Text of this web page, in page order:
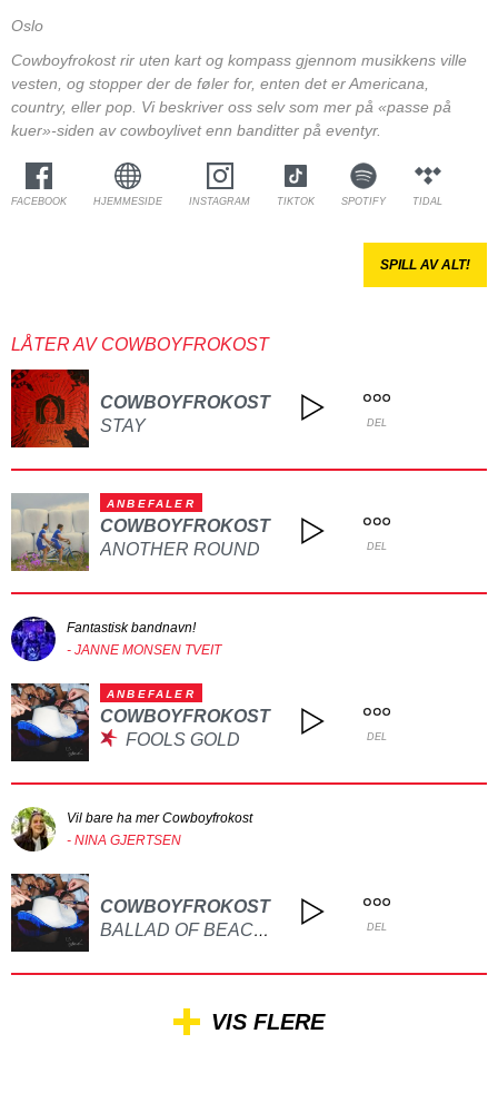
Oslo
Cowboyfrokost rir uten kart og kompass gjennom musikkens ville
vesten, og stopper der de føler for, enten det er Americana,
country, eller pop. Vi beskriver oss selv som mer på «passe på
kuer»-siden av cowboylivet enn banditter på eventyr.
FACEBOOK HJEMMESIDE INSTAGRAM TIKTOK SPOTIFY TIDAL
SPILL AV ALT!
LÅTER AV COWBOYFROKOST
COWBOYFROKOST
STAY
DEL
ANBEFALER
COWBOYFROKOST
ANOTHER ROUND
DEL
Fantastisk bandnavn!
- JANNE MONSEN TVEIT
ANBEFALER
COWBOYFROKOST
FOOLS GOLD
DEL
Vil bare ha mer Cowboyfrokost
- NINA GJERTSEN
COWBOYFROKOST
BALLAD OF BEACON HILL DEL
VIS FLERE